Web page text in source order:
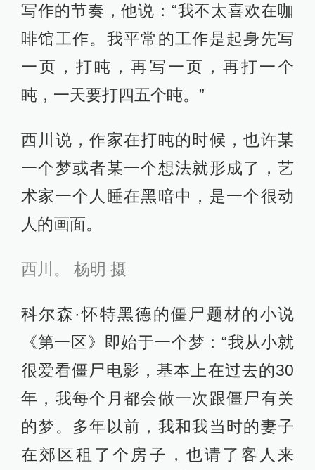
写作的节奏，他说：“我不太喜欢在咖
啡馆工作。我平常的工作是起身先写
一页，打盹，再写一页，再打一个
盹，一天要打四五个盹。”
西川说，作家在打盹的时候，也许某
一个梦或者某一个想法就形成了，艺
术家一个人睡在黑暗中，是一个很动
人的画面。
西川。 杨明 摄
科尔森·怀特黑德的僵尸题材的小说
《第一区》即始于一个梦：“我从小就
很爱看僵尸电影，基本上在过去的30
年，我每个月都会做一次跟僵尸有关
的梦。多年以前，我和我当时的妻子
在郊区租了个房子，也请了客人来